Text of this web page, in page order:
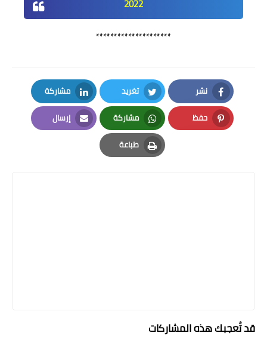
2022
*********************
نشر
Facebook
تغريد
Twitter
مشاركة
LinkedIn
حفظ
Pinterest
مشاركة
Whatsapp
إرسال
Email
طباعة
Print
قد تُعجبك هذه المشاركات